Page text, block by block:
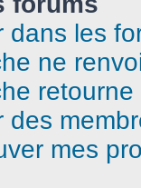
dans les
ne
des
mes